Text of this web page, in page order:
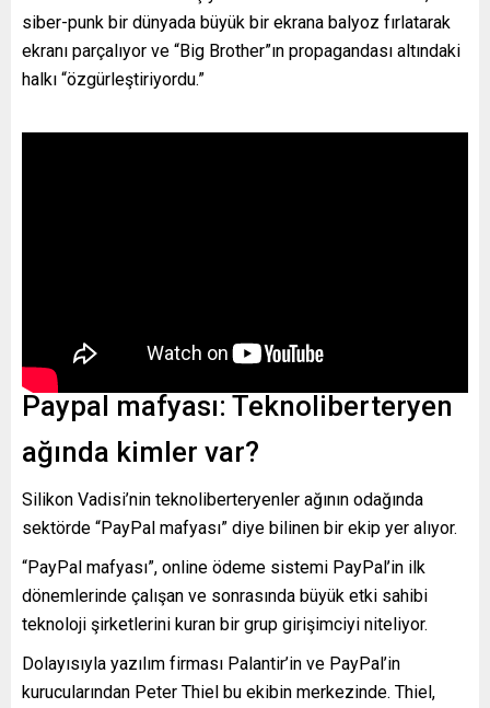
siber-punk bir dünyada büyük bir ekrana balyoz fırlatarak
ekranı parçalıyor ve “Big Brother”ın propagandası altındaki
halkı “özgürleştiriyordu.”
Paypal mafyası: Teknoliberteryen
ağında kimler var?
Silikon Vadisi’nin teknoliberteryenler ağının odağında
sektörde “PayPal mafyası” diye bilinen bir ekip yer alıyor.
“PayPal mafyası”, online ödeme sistemi PayPal’in ilk
dönemlerinde çalışan ve sonrasında büyük etki sahibi
teknoloji şirketlerini kuran bir grup girişimciyi niteliyor.
Dolayısıyla yazılım firması Palantir’in ve PayPal’in
kurucularından Peter Thiel bu ekibin merkezinde. Thiel,